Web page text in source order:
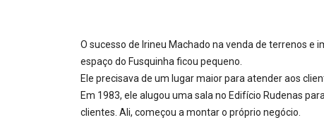
O sucesso de Irineu Machado na venda de terrenos e
espaço do Fusquinha ficou pequeno.
Ele precisava de um lugar maior para atender aos
Em 1983, ele alugou uma sala no Edifício Rudenas
clientes. Ali, começou a montar o próprio negócio.